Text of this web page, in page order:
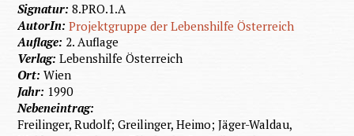
Signatur:8.PRO.1.A
AutorIn:Projektgruppe der Lebenshilfe Österreich
Auflage: 2. Auflage
Verlag:Lebenshilfe Österreich
Ort:Wien
Jahr: 1990
Nebeneintrag:
Freilinger, Rudolf; Greilinger, Heimo; Jäger-Waldau,